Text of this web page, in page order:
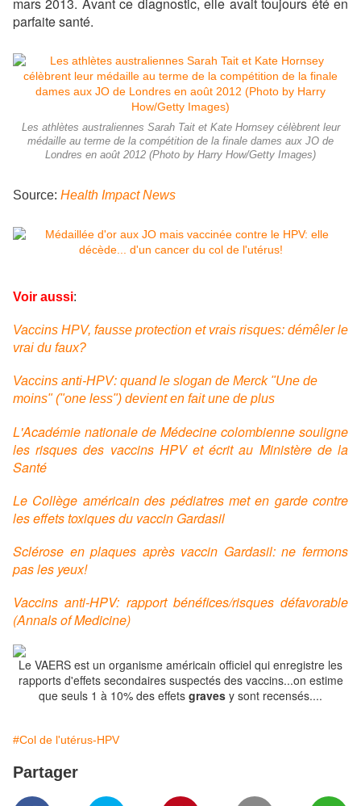
mars 2013. Avant ce diagnostic, elle avait toujours été en
parfaite santé.
Les athlètes australiennes Sarah Tait et Kate Hornsey célèbrent leur
médaille au terme de la compétition de la finale dames aux JO de
Londres en août 2012 (Photo by Harry How/Getty Images)
Source: Health Impact News
Voir aussi:
Vaccins HPV, fausse protection et vrais risques: démêler le
vrai du faux?
Vaccins anti-HPV: quand le slogan de Merck "Une de
moins" ("one less") devient en fait une de plus
L'Académie nationale de Médecine colombienne souligne
les risques des vaccins HPV et écrit au Ministère de la
Santé
Le Collège américain des pédiatres met en garde contre
les effets toxiques du vaccin Gardasil
Sclérose en plaques après vaccin Gardasil: ne fermons
pas les yeux!
Vaccins anti-HPV: rapport bénéfices/risques défavorable
(Annals of Medicine)
Le VAERS est un organisme américain officiel qui enregistre les
rapports d'effets secondaires suspectés des vaccins...on estime
que seuls 1 à 10% des effets graves y sont recensés....
#Col de l'utérus-HPV
Partager